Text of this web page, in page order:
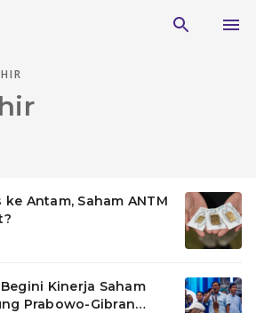
Antam, Saham ANTM
Kinerja Saham
Prabowo-Gibran